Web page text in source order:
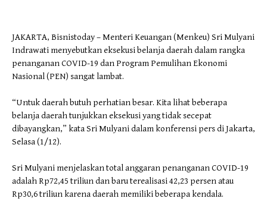
JAKARTA, Bisnistoday – Menteri Keuangan (Menkeu) Sri Mulyani
Indrawati menyebutkan eksekusi belanja daerah dalam rangka
penanganan COVID-19 dan Program Pemulihan Ekonomi
Nasional (PEN) sangat lambat.
“Untuk daerah butuh perhatian besar. Kita lihat beberapa
belanja daerah tunjukkan eksekusi yang tidak secepat
dibayangkan,” kata Sri Mulyani dalam konferensi pers di Jakarta,
Selasa (1/12).
Sri Mulyani menjelaskan total anggaran penanganan COVID-19
adalah Rp72,45 triliun dan baru terealisasi 42,23 persen atau
Rp30,6 triliun karena daerah memiliki beberapa kendala.